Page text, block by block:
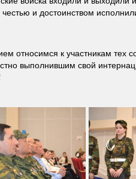
и достоинством
относимся к участникам тех
выполнившим свой